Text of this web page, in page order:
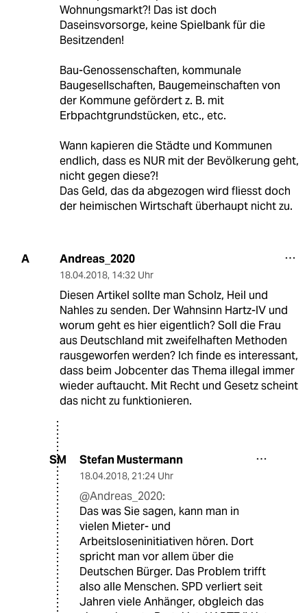
Wohnungsmarkt?! Das ist doch
Daseinsvorsorge, keine Spielbank für die
Besitzenden!
Bau-Genossenschaften, kommunale
Baugesellschaften, Baugemeinschaften von
der Kommune gefördert z. B. mit
Erbpachtgrundstücken, etc., etc.
Wann kapieren die Städte und Kommunen
endlich, dass es NUR mit der Bevölkerung geht,
nicht gegen diese?!
Das Geld, das da abgezogen wird fliesst doch
der heimischen Wirtschaft überhaupt nicht zu.
A Andreas_2020
18.04.2018, 14:32 Uhr
Diesen Artikel sollte man Scholz, Heil und
Nahles zu senden. Der Wahnsinn Hartz-IV und
worum geht es hier eigentlich? Soll die Frau
aus Deutschland mit zweifelhaften Methoden
rausgeworfen werden? Ich finde es interessant,
dass beim Jobcenter das Thema illegal immer
wieder auftaucht. Mit Recht und Gesetz scheint
das nicht zu funktionieren.
SM Stefan Mustermann
18.04.2018, 21:24 Uhr
@Andreas_2020:
Das was Sie sagen, kann man in
vielen Mieter- und
Arbeitsloseninitiativen hören. Dort
spricht man vor allem über die
Deutschen Bürger. Das Problem trifft
also alle Menschen. SPD verliert seit
Jahren viele Anhänger, obgleich das